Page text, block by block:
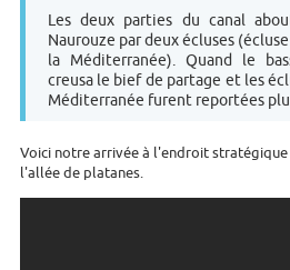
Les deux parties du canal
Naurouze par deux écluses
la Méditerranée). Quand le
creusa le bief de partage et les
Méditerranée furent reportées
Voici notre arrivée à l'endroit
l'allée de platanes.